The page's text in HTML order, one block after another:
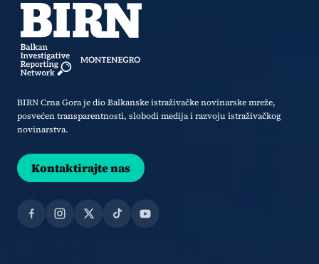
BIRN Crna Gora je dio Balkanske istraživačke novinarske mreže,
posvećen transparentnosti, slobodi medija i razvoju istraživačkog
novinarstva.
Kontaktirajte nas
Facebook
Instagram
X TikTokYouTube